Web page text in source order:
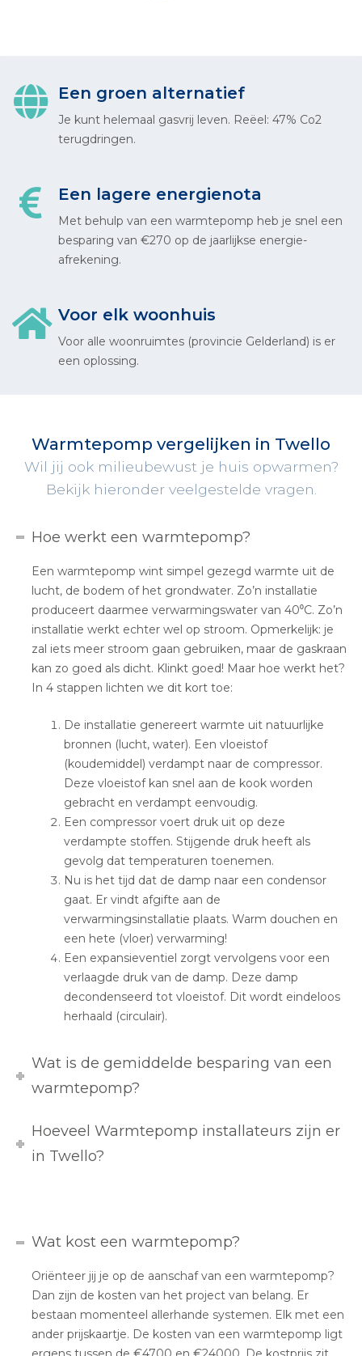
Een groen alternatief
Je kunt helemaal gasvrij leven. Reëel: 47% Co2
terugdringen.
Een lagere energienota
Met behulp van een warmtepomp heb je snel een
besparing van €270 op de jaarlijkse energie-
afrekening.
Voor elk woonhuis
Voor alle woonruimtes (provincie Gelderland) is er
een oplossing.
Warmtepomp vergelijken in Twello
Wil jij ook milieubewust je huis opwarmen?
Bekijk hieronder veelgestelde vragen.
Hoe werkt een warmtepomp?
Een warmtepomp wint simpel gezegd warmte uit de
lucht, de bodem of het grondwater. Zo’n installatie
produceert daarmee verwarmingswater van 40⁰C. Zo’n
installatie werkt echter wel op stroom. Opmerkelijk: je
zal iets meer stroom gaan gebruiken, maar de gaskraan
kan zo goed als dicht. Klinkt goed! Maar hoe werkt het?
In 4 stappen lichten we dit kort toe:
De installatie genereert warmte uit natuurlijke
bronnen (lucht, water). Een vloeistof
(koudemiddel) verdampt naar de compressor.
Deze vloeistof kan snel aan de kook worden
gebracht en verdampt eenvoudig.
Een compressor voert druk uit op deze
verdampte stoffen. Stijgende druk heeft als
gevolg dat temperaturen toenemen.
Nu is het tijd dat de damp naar een condensor
gaat. Er vindt afgifte aan de
verwarmingsinstallatie plaats. Warm douchen en
een hete (vloer) verwarming!
Een expansieventiel zorgt vervolgens voor een
verlaagde druk van de damp. Deze damp
decondenseerd tot vloeistof. Dit wordt eindeloos
herhaald (circulair).
Wat is de gemiddelde besparing van een
warmtepomp?
Hoeveel Warmtepomp installateurs zijn er
in Twello?
Wat kost een warmtepomp?
Oriënteer jij je op de aanschaf van een warmtepomp?
Dan zijn de kosten van het project van belang. Er
bestaan momenteel allerhande systemen. Elk met een
ander prijskaartje. De kosten van een warmtepomp ligt